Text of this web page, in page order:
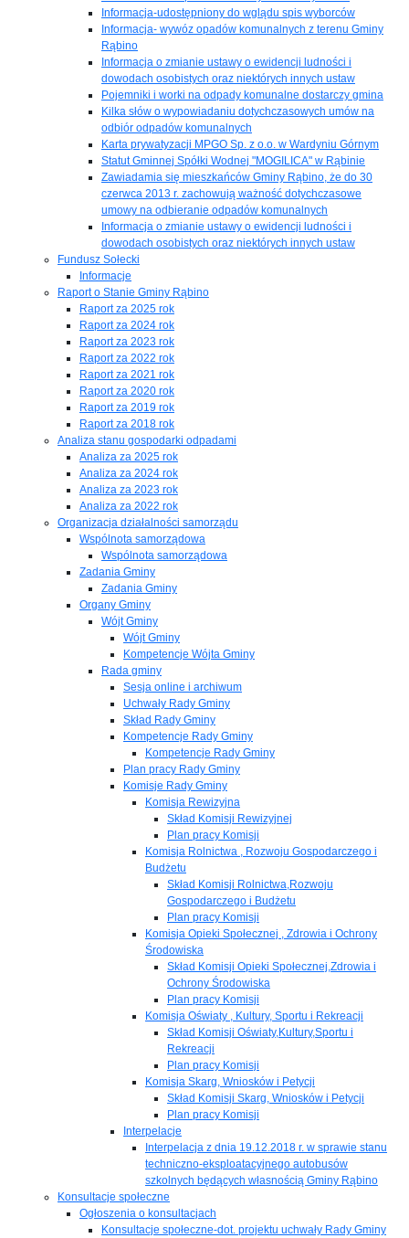
Informacja-udostępniony do wglądu spis wyborców
Informacja- wywóz opadów komunalnych z terenu Gminy
Rąbino
Informacja o zmianie ustawy o ewidencji ludności i
dowodach osobistych oraz niektórych innych ustaw
Pojemniki i worki na odpady komunalne dostarczy gmina
Kilka słów o wypowiadaniu dotychczasowych umów na
odbiór odpadów komunalnych
Karta prywatyzacji MPGO Sp. z o.o. w Wardyniu Górnym
Statut Gminnej Spółki Wodnej "MOGILICA" w Rąbinie
Zawiadamia się mieszkańców Gminy Rąbino, że do 30
czerwca 2013 r. zachowują ważność dotychczasowe
umowy na odbieranie odpadów komunalnych
Informacja o zmianie ustawy o ewidencji ludności i
dowodach osobistych oraz niektórych innych ustaw
Fundusz Sołecki
Informacje
Raport o Stanie Gminy Rąbino
Raport za 2025 rok
Raport za 2024 rok
Raport za 2023 rok
Raport za 2022 rok
Raport za 2021 rok
Raport za 2020 rok
Raport za 2019 rok
Raport za 2018 rok
Analiza stanu gospodarki odpadami
Analiza za 2025 rok
Analiza za 2024 rok
Analiza za 2023 rok
Analiza za 2022 rok
Organizacja działalności samorządu
Wspólnota samorządowa
Wspólnota samorządowa
Zadania Gminy
Zadania Gminy
Organy Gminy
Wójt Gminy
Wójt Gminy
Kompetencje Wójta Gminy
Rada gminy
Sesja online i archiwum
Uchwały Rady Gminy
Skład Rady Gminy
Kompetencje Rady Gminy
Kompetencje Rady Gminy
Plan pracy Rady Gminy
Komisje Rady Gminy
Komisja Rewizyjna
Skład Komisji Rewizyjnej
Plan pracy Komisji
Komisja Rolnictwa , Rozwoju Gospodarczego i
Budżetu
Skład Komisji Rolnictwa,Rozwoju
Gospodarczego i Budżetu
Plan pracy Komisji
Komisja Opieki Społecznej , Zdrowia i Ochrony
Środowiska
Skład Komisji Opieki Społecznej,Zdrowia i
Ochrony Środowiska
Plan pracy Komisji
Komisja Oświaty , Kultury, Sportu i Rekreacji
Skład Komisji Oświaty,Kultury,Sportu i
Rekreacji
Plan pracy Komisji
Komisja Skarg, Wniosków i Petycji
Skład Komisji Skarg, Wniosków i Petycji
Plan pracy Komisji
Interpelacje
Interpelacja z dnia 19.12.2018 r. w sprawie stanu
techniczno-eksploatacyjnego autobusów
szkolnych będących własnością Gminy Rąbino
Konsultacje społeczne
Ogłoszenia o konsultacjach
Konsultacje społeczne-dot. projektu uchwały Rady Gminy